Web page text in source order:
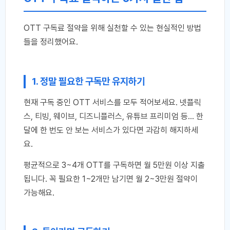
OTT 구독료 절약을 위해 실천할 수 있는 현실적인 방법
들을 정리했어요.
1. 정말 필요한 구독만 유지하기
현재 구독 중인 OTT 서비스를 모두 적어보세요. 넷플릭
스, 티빙, 웨이브, 디즈니플러스, 유튜브 프리미엄 등… 한
달에 한 번도 안 보는 서비스가 있다면 과감히 해지하세
요.
평균적으로 3~4개 OTT를 구독하면 월 5만원 이상 지출
됩니다. 꼭 필요한 1~2개만 남기면 월 2~3만원 절약이
가능해요.